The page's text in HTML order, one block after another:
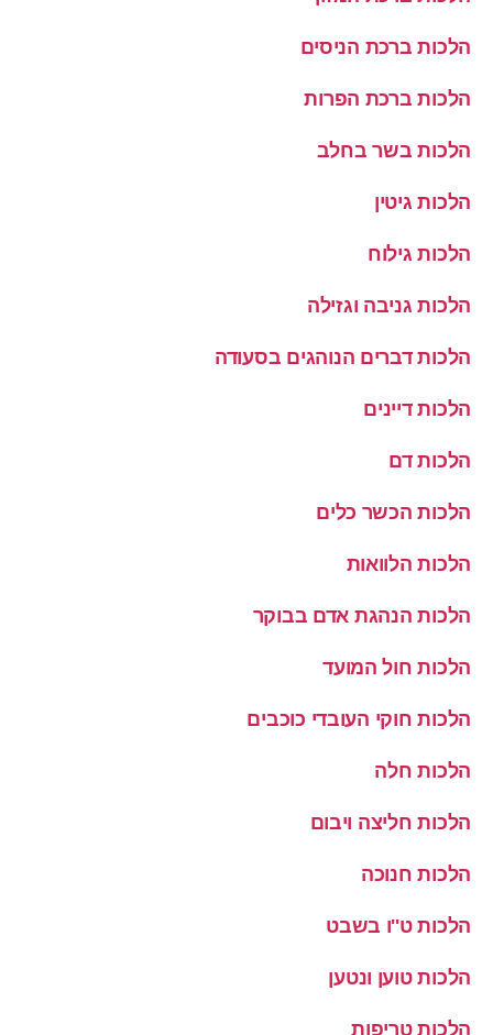
הלכות ברכת הניסים
הלכות ברכת הפרות
הלכות בשר בחלב
הלכות גיטין
הלכות גילוח
הלכות גניבה וגזילה
הלכות דברים הנוהגים בסעודה
הלכות דיינים
הלכות דם
הלכות הכשר כלים
הלכות הלוואות
הלכות הנהגת אדם בבוקר
הלכות חול המועד
הלכות חוקי העובדי כוכבים
הלכות חלה
הלכות חליצה ויבום
הלכות חנוכה
הלכות ט''ו בשבט
הלכות טוען ונטען
הלכות טריפות